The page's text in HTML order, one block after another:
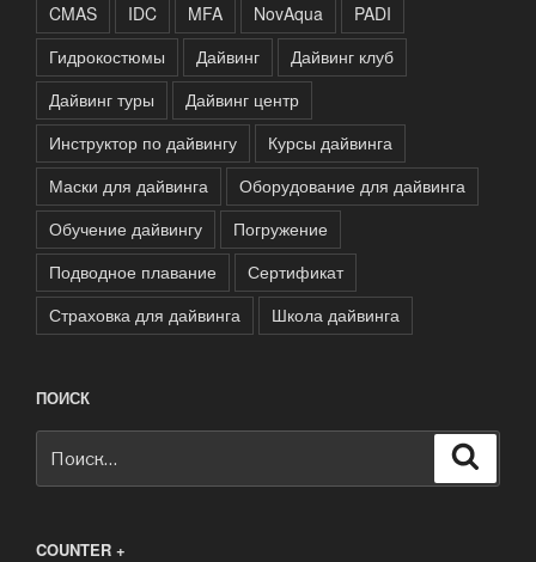
CMAS IDC MFA NovAqua
PADI
Гидрокостюмы
Дайвинг
Дайвинг клуб
Дайвинг туры
Дайвинг центр
Инструктор по дайвингу
Курсы дайвинга
Маски для дайвинга
Оборудование для дайвинга
Обучение дайвингу
Погружение
Подводное плавание
Сертификат
Страховка для дайвинга
Школа дайвинга
ПОИСК
COUNTER +